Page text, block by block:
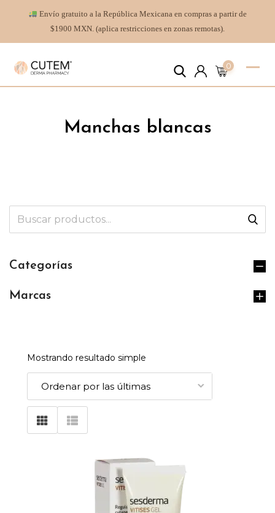
Envío gratuito a la República Mexicana en compras a partir de
$1900 MXN. (aplica restricciones en zonas remotas).
0
Manchas blancas
Categorías
Marcas
Mostrando resultado simple